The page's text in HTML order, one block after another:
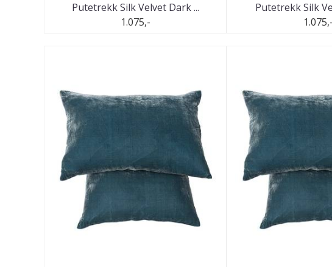
Putetrekk Silk Velvet Dark ...
1.075,-
Putetrekk Silk
1.075,-